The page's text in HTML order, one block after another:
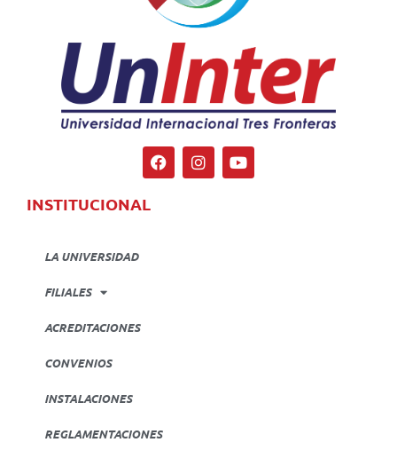
INSTITUCIONAL
LA UNIVERSIDAD
FILIALES
ACREDITACIONES
CONVENIOS
INSTALACIONES
REGLAMENTACIONES